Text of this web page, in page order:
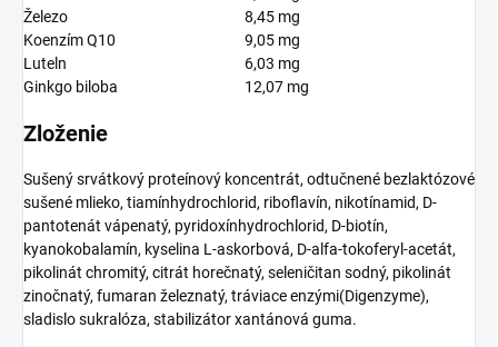
Železo
8,45 mg
Koenzím Q10
9,05 mg
Luteln
6,03 mg
Ginkgo biloba
12,07 mg
Zloženie
Sušený srvátkový proteínový koncentrát, odtučnené bezlaktózové
sušené mlieko, tiamínhydrochlorid, riboflavín, nikotínamid, D-
pantotenát vápenatý, pyridoxínhydrochlorid, D-biotín,
kyanokobalamín, kyselina L-askorbová, D-alfa-tokoferyl-acetát,
pikolinát chromitý, citrát horečnatý, seleničitan sodný, pikolinát
zinočnatý, fumaran železnatý, tráviace enzými(Digenzyme),
sladislo sukralóza, stabilizátor xantánová guma.